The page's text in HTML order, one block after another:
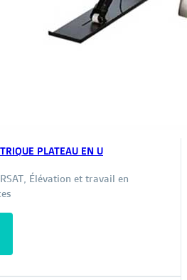
PLATEAU EN U
, Élévation et travail en